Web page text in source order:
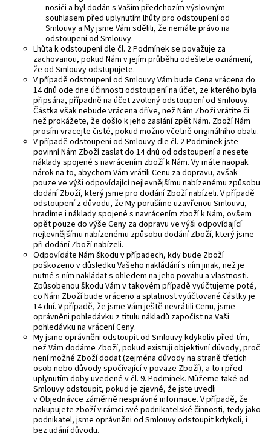
nosiči a byl dodán s Vaším předchozím výslovným
souhlasem před uplynutím lhůty pro odstoupení od
Smlouvy a My jsme Vám sdělili, že nemáte právo na
odstoupení od Smlouvy.
Lhůta k odstoupení dle čl. 2 Podmínek se považuje za
zachovanou, pokud Nám v jejím průběhu odešlete oznámení,
že od Smlouvy odstupujete.
V případě odstoupení od Smlouvy Vám bude Cena vrácena do
14 dnů ode dne účinnosti odstoupení na účet, ze kterého byla
připsána, případně na účet zvolený odstoupení od Smlouvy.
Částka však nebude vrácena dříve, než Nám Zboží vrátíte či
než prokážete, že došlo k jeho zaslání zpět Nám. Zboží Nám
prosím vracejte čisté, pokud možno včetně originálního obalu.
V případě odstoupení od Smlouvy dle čl. 2 Podmínek jste
povinní Nám Zboží zaslat do 14 dnů od odstoupení a nesete
náklady spojené s navrácením zboží k Nám. Vy máte naopak
nárok na to, abychom Vám vrátili Cenu za dopravu, avšak
pouze ve výši odpovídající nejlevnějšímu nabízenému způsobu
dodání Zboží, který jsme pro dodání Zboží nabízeli. V případě
odstoupení z důvodu, že My porušíme uzavřenou Smlouvu,
hradíme i náklady spojené s navrácením zboží k Nám, ovšem
opět pouze do výše Ceny za dopravu ve výši odpovídající
nejlevnějšímu nabízenému způsobu dodání Zboží, který jsme
při dodání Zboží nabízeli.
Odpovídáte Nám škodu v případech, kdy bude Zboží
poškozeno v důsledku Vašeho nakládání s ním jinak, než je
nutné s ním nakládat s ohledem na jeho povahu a vlastnosti.
Způsobenou škodu Vám v takovém případě vyúčtujeme poté,
co Nám Zboží bude vráceno a splatnost vyúčtované částky je
14 dní. V případě, že jsme Vám ještě nevrátili Cenu, jsme
oprávněni pohledávku z titulu nákladů započíst na Vaši
pohledávku na vrácení Ceny.
My jsme oprávněni odstoupit od Smlouvy kdykoliv před tím,
než Vám dodáme Zboží, pokud existují objektivní důvody, proč
není možné Zboží dodat (zejména důvody na straně třetích
osob nebo důvody spočívající v povaze Zboží), a to i před
uplynutím doby uvedené v čl. 9. Podmínek. Můžeme také od
Smlouvy odstoupit, pokud je zjevné, že jste uvedli
v Objednávce záměrně nesprávné informace. V případě, že
nakupujete zboží v rámci své podnikatelské činnosti, tedy jako
podnikatel, jsme oprávněni od Smlouvy odstoupit kdykoli, i
bez udání důvodu.